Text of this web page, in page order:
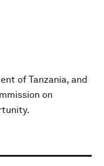
of Tanzania, and
on